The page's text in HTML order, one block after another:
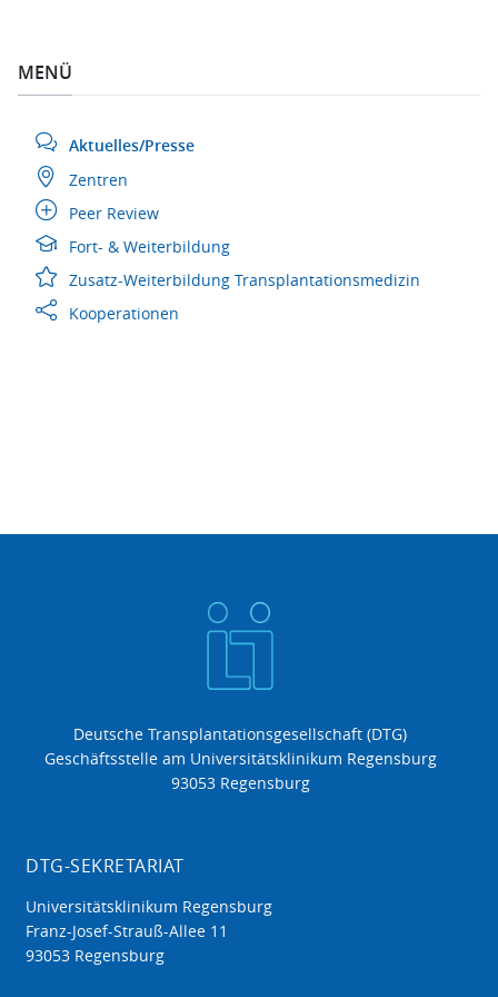
MENÜ
Aktuelles/Presse
Zentren
Peer Review
Fort- & Weiterbildung
Zusatz-Weiterbildung Transplantationsmedizin
Kooperationen
Deutsche Transplantationsgesellschaft (DTG)
Geschäftsstelle am Universitätsklinikum Regensburg
93053 Regensburg
DTG-SEKRETARIAT
Universitätsklinikum Regensburg
Franz-Josef-Strauß-Allee 11
93053 Regensburg